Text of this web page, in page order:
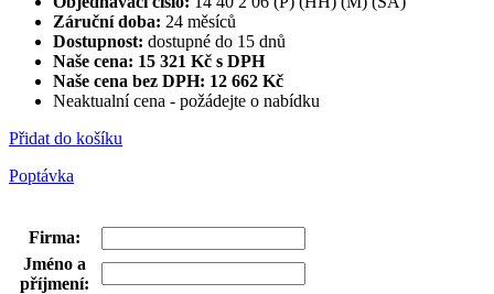
Záruční doba: 24 měsíců
Dostupnost: dostupné do 15 dnů
Naše cena: 15 321 Kč s DPH
Naše cena bez DPH: 12 662 Kč
Neaktualní cena - požádejte o nabídku
Přidat do košíku
Poptávka
Firma:
Jméno a
příjmení: